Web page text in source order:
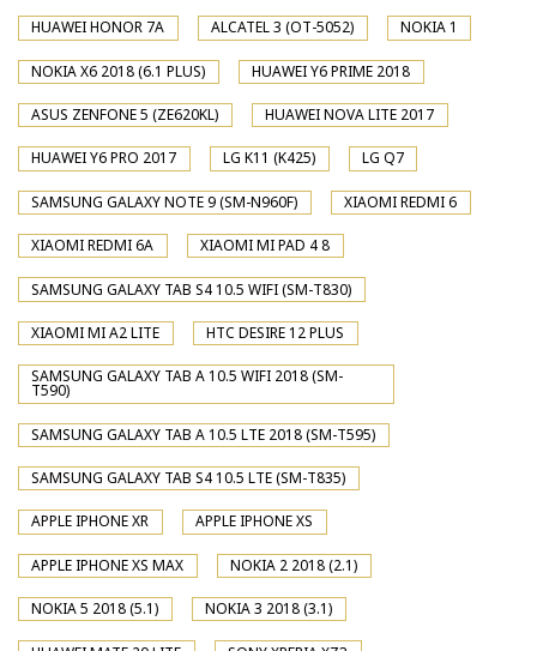
HUAWEI HONOR 7A ALCATEL 3 (OT-5052) NOKIA 1
NOKIA X6 2018 (6.1 PLUS) HUAWEI Y6 PRIME 2018
ASUS ZENFONE 5 (ZE620KL) HUAWEI NOVA LITE 2017
HUAWEI Y6 PRO 2017 LG K11 (K425) LG Q7
SAMSUNG GALAXY NOTE 9 (SM-N960F) XIAOMI REDMI 6
XIAOMI REDMI 6A XIAOMI MI PAD 4 8
SAMSUNG GALAXY TAB S4 10.5 WIFI (SM-T830)
XIAOMI MI A2 LITE HTC DESIRE 12 PLUS
SAMSUNG GALAXY TAB A 10.5 WIFI 2018 (SM-
T590)
SAMSUNG GALAXY TAB A 10.5 LTE 2018 (SM-T595)
SAMSUNG GALAXY TAB S4 10.5 LTE (SM-T835)
APPLE IPHONE XR APPLE IPHONE XS
APPLE IPHONE XS MAX NOKIA 2 2018 (2.1)
NOKIA 5 2018 (5.1) NOKIA 3 2018 (3.1)